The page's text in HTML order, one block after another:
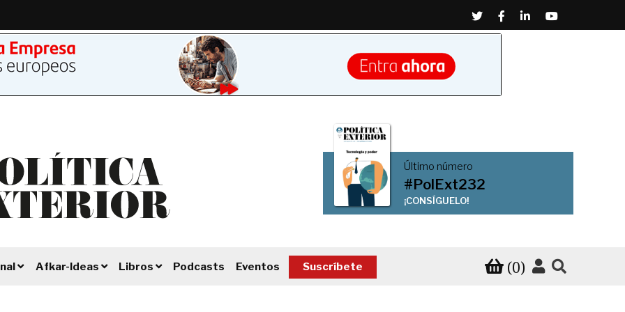
TwitterFacebook
LinkedinYoutube
Último número
#PolExt232
¡CONSÍGUELO!
Afkar-Ideas Libros Podcasts Eventos Suscríbete (0)